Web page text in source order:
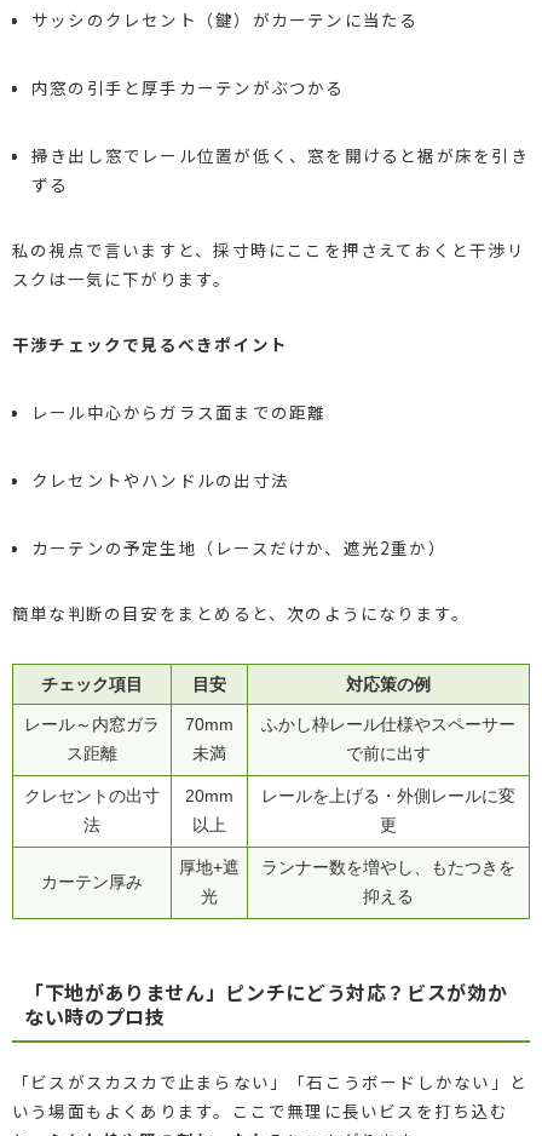
サッシのクレセント（鍵）がカーテンに当たる
内窓の引手と厚手カーテンがぶつかる
掃き出し窓でレール位置が低く、窓を開けると裾が床を引き
ずる
私の視点で言いますと、採寸時にここを押さえておくと干渉リ
スクは一気に下がります。
干渉チェックで見るべきポイント
レール中心からガラス面までの距離
クレセントやハンドルの出寸法
カーテンの予定生地（レースだけか、遮光2重か）
簡単な判断の目安をまとめると、次のようになります。
チェック項目 目安 対応策の例
レール～内窓ガラ
ス距離
70mm
未満
ふかし枠レール仕様やスペーサー
で前に出す
クレセントの出寸
法
20mm
以上
レールを上げる・外側レールに変
更
カーテン厚み
厚地+遮
光
ランナー数を増やし、もたつきを
抑える
「下地がありません」ピンチにどう対応？ビスが効か
ない時のプロ技
「ビスがスカスカで止まらない」「石こうボードしかない」と
いう場面もよくあります。ここで無理に長いビスを打ち込む